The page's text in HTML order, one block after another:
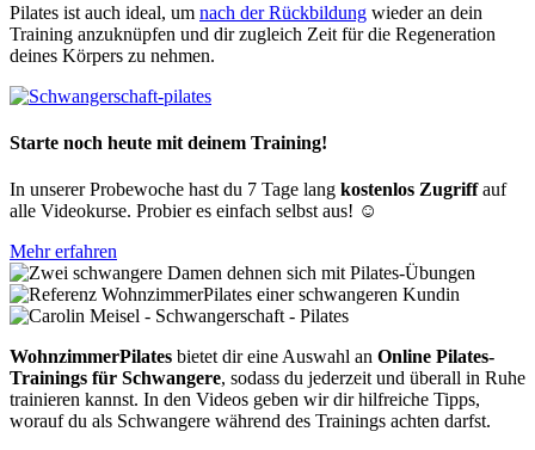
Pilates ist auch ideal, um nach der Rückbildung wieder an dein
Training anzuknüpfen und dir zugleich Zeit für die Regeneration
deines Körpers zu nehmen.
Starte noch heute mit deinem Training!
In unserer Probewoche hast du 7 Tage lang kostenlos Zugriffauf
alle Videokurse. Probier es einfach selbst aus! ☺️
Mehr erfahren
WohnzimmerPilates bietet dir eine Auswahl an Online Pilates-
Trainings für Schwangere, sodass du jederzeit und überall in Ruhe
trainieren kannst. In den Videos geben wir dir hilfreiche Tipps,
worauf du als Schwangere während des Trainings achten darfst.